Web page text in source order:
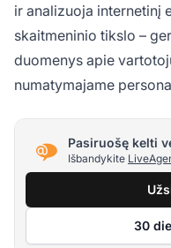
ir analizuoja internetinį
skaitmeninio tikslo –
duomenys apie
numatymajame
Pasiruošę kelti
Išbandykite
30